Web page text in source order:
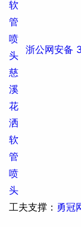
浙公网安备
工夫支撑： 勇冠